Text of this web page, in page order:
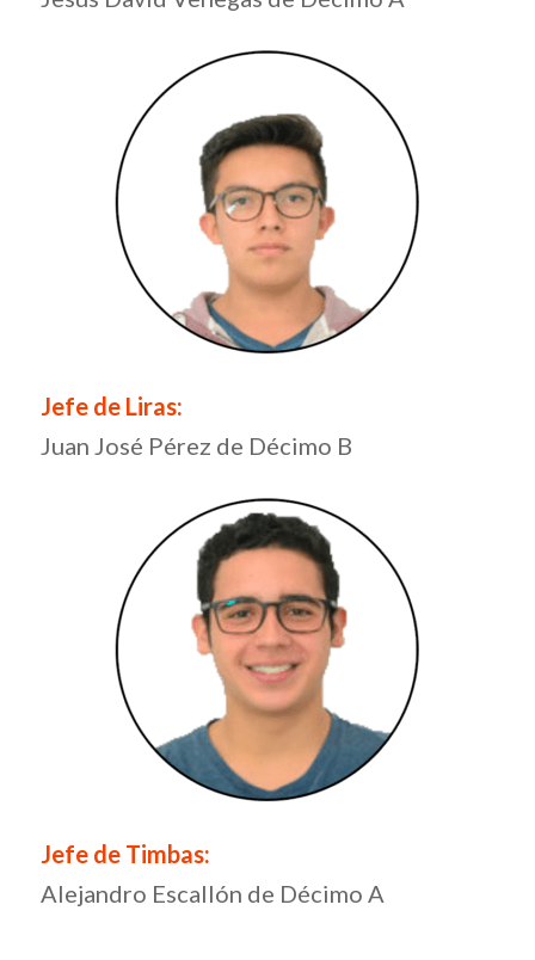
Jefe de Liras:
Juan José Pérez de Décimo B
Jefe de Timbas:
Alejandro Escallón de Décimo A